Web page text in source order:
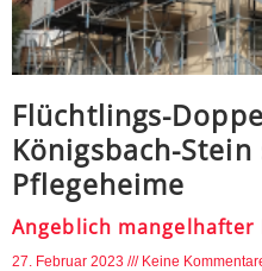
Flüchtlings-
Königsbach-
Pflegeheime
Angeblich mangelhafter
27. Februar 2023 Keine